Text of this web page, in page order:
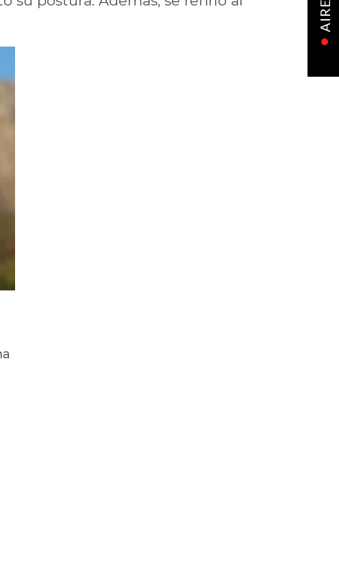
AIRE